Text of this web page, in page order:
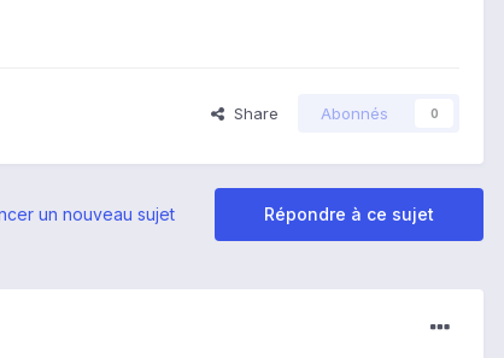
Share Abonnés 0
Répondre à ce sujet
un nouveau sujet